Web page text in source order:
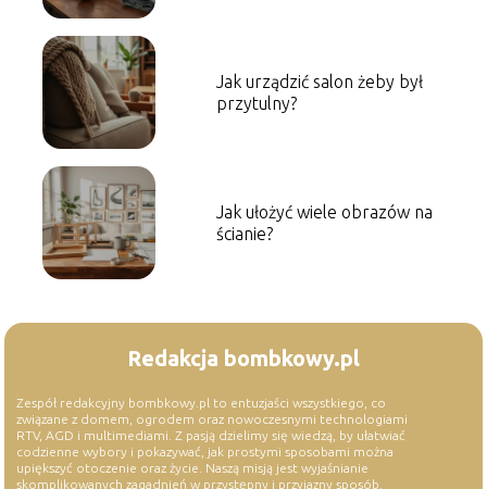
Jak urządzić salon żeby był
przytulny?
Jak ułożyć wiele obrazów na
ścianie?
Redakcja bombkowy.pl
Zespół redakcyjny bombkowy.pl to entuzjaści wszystkiego, co
związane z domem, ogrodem oraz nowoczesnymi technologiami
RTV, AGD i multimediami. Z pasją dzielimy się wiedzą, by ułatwiać
codzienne wybory i pokazywać, jak prostymi sposobami można
upiększyć otoczenie oraz życie. Naszą misją jest wyjaśnianie
skomplikowanych zagadnień w przystępny i przyjazny sposób.